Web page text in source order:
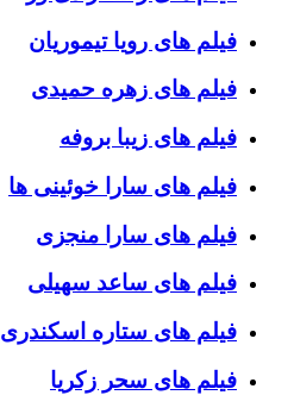
فیلم های رویا تیموریان
فیلم های زهره حمیدی
فیلم های زیبا بروفه
فیلم های سارا خوئینی ها
فیلم های سارا منجزی
فیلم های ساعد سهیلی
فیلم های ستاره اسکندری
فیلم های سحر زکریا